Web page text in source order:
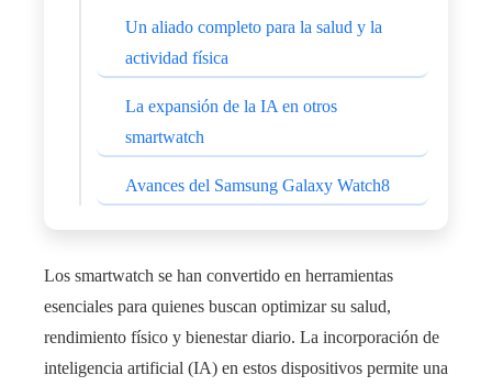
Un aliado completo para la salud y la
actividad física
La expansión de la IA en otros
smartwatch
Avances del Samsung Galaxy Watch8
Los smartwatch se han convertido en herramientas
esenciales para quienes buscan optimizar su salud,
rendimiento físico y bienestar diario. La incorporación de
inteligencia artificial (IA) en estos dispositivos permite una